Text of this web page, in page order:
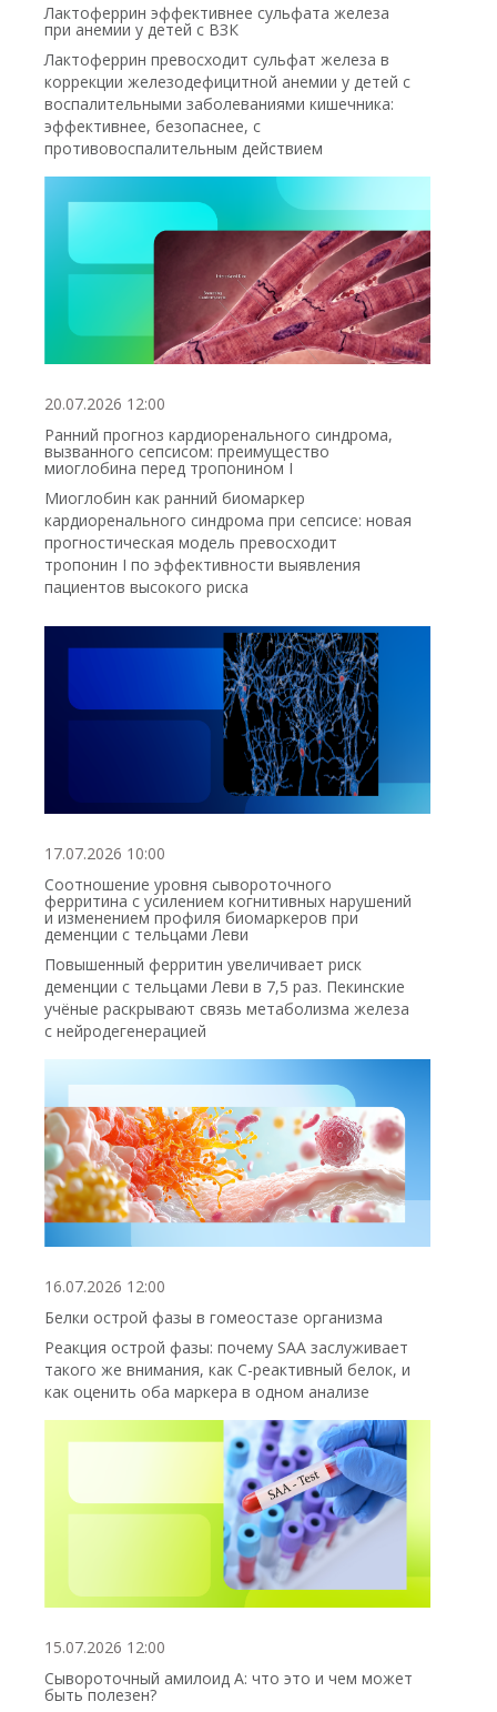
Лактоферрин эффективнее сульфата железа
при анемии у детей с ВЗК
Лактоферрин превосходит сульфат железа в
коррекции железодефицитной анемии у детей с
воспалительными заболеваниями кишечника:
эффективнее, безопаснее, с
противовоспалительным действием
20.07.2026 12:00
Ранний прогноз кардиоренального синдрома,
вызванного сепсисом: преимущество
миоглобина перед тропонином I
Миоглобин как ранний биомаркер
кардиоренального синдрома при сепсисе: новая
прогностическая модель превосходит
тропонин I по эффективности выявления
пациентов высокого риска
17.07.2026 10:00
Соотношение уровня сывороточного
ферритина с усилением когнитивных нарушений
и изменением профиля биомаркеров при
деменции с тельцами Леви
Повышенный ферритин увеличивает риск
деменции с тельцами Леви в 7,5 раз. Пекинские
учёные раскрывают связь метаболизма железа
с нейродегенерацией
16.07.2026 12:00
Белки острой фазы в гомеостазе организма
Реакция острой фазы: почему SAA заслуживает
такого же внимания, как С-реактивный белок, и
как оценить оба маркера в одном анализе
15.07.2026 12:00
Сывороточный амилоид А: что это и чем может
быть полезен?